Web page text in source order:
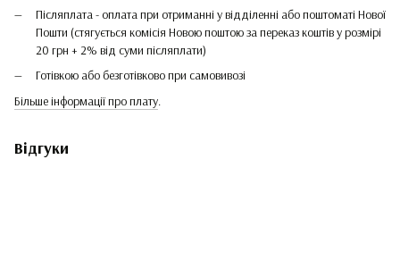
Післяплата - оплата при отриманні у відділенні або поштоматі Нової
Пошти (стягується комісія Новою поштою за переказ коштів у розмірі
20 грн + 2% від суми післяплати)
Готівкою або безготівково при самовивозі
Більше інформації про плату.
Відгуки